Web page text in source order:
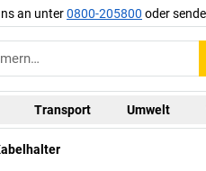
an unter0800-205800 oder
Transport Umwelt